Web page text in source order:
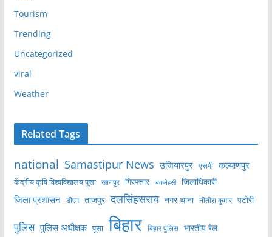
Tourism
Trending
Uncategorized
viral
Weather
Related Tags
national Samastipur News उजियारपुर एसपी कल्याणपुर
केंद्रीय कृषि विश्वविद्यालय पूसा खानपुर गिरफ्तार चकमेहसी जिलाधिकारी
जिला प्रशासन डीएम ताजपुर दलसिंहसराय नगर थाना नीतीश कुमार पटोरी
पुलिस पुलिस अधीक्षक पूसा बिहार बिहार पुलिस भारतीय रेल